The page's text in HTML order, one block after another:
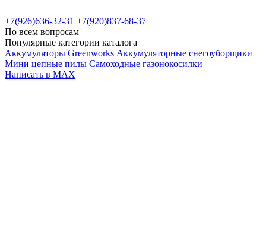
+7(926)636-32-31 +7(920)837-68-37
По всем вопросам
Популярные категории каталога
Аккумуляторы Greenworks Аккумуляторные снегоуборщики
Мини цепные пилы Самоходные газонокосилки
Написать в MAX